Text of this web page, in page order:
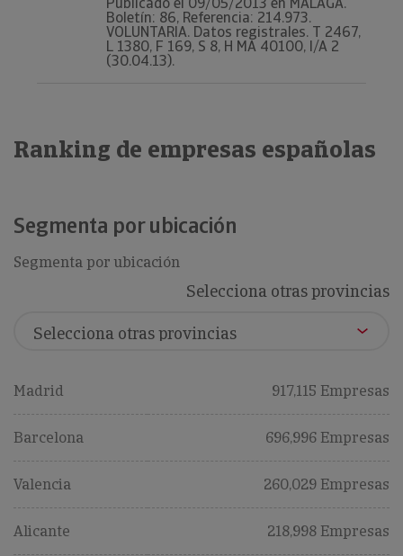
Boletín: 86, Referencia: 214.973.
VOLUNTARIA. Datos registrales. T 2467,
L 1380, F 169, S 8, H MA 40100, I/A 2
(30.04.13).
Ranking de empresas españolas
Segmenta por ubicación
Segmenta por ubicación
Selecciona otras provincias
Madrid 917,115 Empresas
Barcelona 696,996 Empresas
Valencia 260,029 Empresas
Alicante 218,998 Empresas